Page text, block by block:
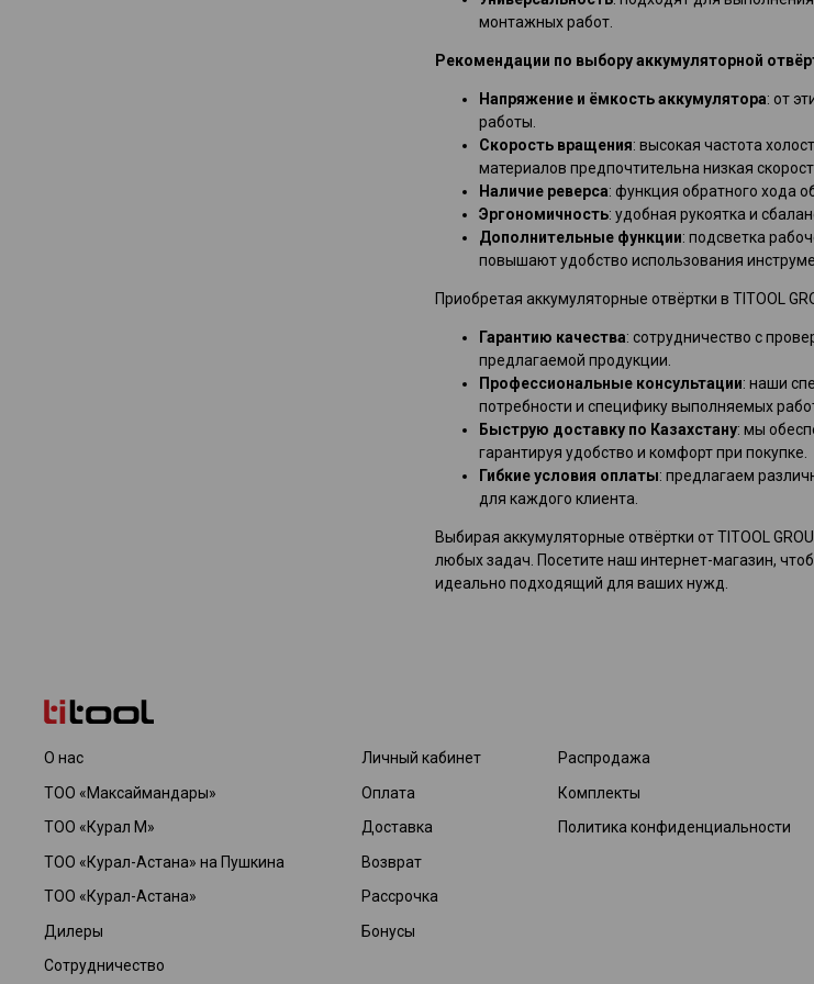
монтажных работ.
Рекомендации по выбору аккумуляторной
Напряжение и ёмкость аккумулятора: от
работы.
Скорость вращения: высокая частота
материалов предпочтительна низкая
Наличие реверса: функция обратного хода
Эргономичность: удобная рукоятка и
Дополнительные функции: подсветка
повышают удобство использования
Приобретая аккумуляторные отвёртки в TITOOL
Гарантию качества: сотрудничество с
предлагаемой продукции.
Профессиональные консультации: наши
потребности и специфику выполняемых
Быструю доставку по Казахстану: мы
гарантируя удобство и комфорт при покупке.
Гибкие условия оплаты: предлагаем
для каждого клиента.
Выбирая аккумуляторные отвёртки от TITOOL
любых задач. Посетите наш интернет-магазин,
идеально подходящий для ваших нужд.
О нас
ТОО «Максаймандары»
ТОО «Курал М»
ТОО «Курал-Астана» на Пушкина
ТОО «Курал-Астана»
Дилеры
Сотрудничество
Личный кабинет
Оплата
Доставка
Возврат
Рассрочка
Бонусы
Распродажа
Комплекты
Политика конфиденциальности